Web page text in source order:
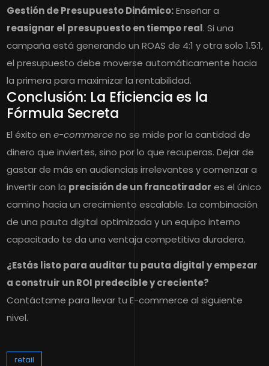
Gestión de Presupuesto Dinámico:Enseñar a
reasignar el presupuesto en tiempo real. Si una
campaña está generando un ROAS de 4:1 y otra solo 1.5:1,
el presupuesto debe moverse automáticamente hacia
la primera para maximizar la rentabilidad.
Conclusión: La Eficiencia es la
Fórmula Secreta
El éxito en e-commerceno se mide por la cantidad de
dinero que inviertes, sino por lo que recuperas. Dejar de
gastar de más en audiencias irrelevantes y comenzar a
invertir con la precisión de un francotirador es el único
camino hacia un crecimiento escalable. La combinación
de una pauta digital optimizada y un equipo interno
capacitado te da una ventaja competitiva duradera.
¿Estás listo para auditar tu pauta digital y empezar
a construir un ROI predecible y creciente?
Contáctame para llevar tu E-commerce al siguiente
nivel.
retail